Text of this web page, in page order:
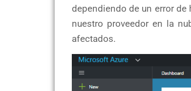
dependiendo de un error
nuestro proveedor en la
afectados.